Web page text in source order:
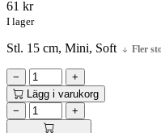
61 kr
I lager
Stl. 15 cm, Mini, Soft Fler
−
+
Lägg i varukorg
−
+